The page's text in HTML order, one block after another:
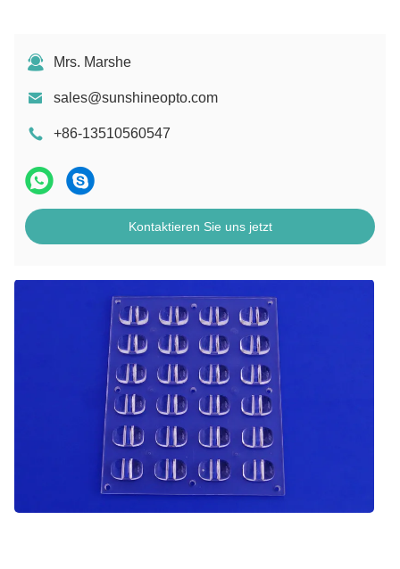
Mrs. Marshe
sales@sunshineopto.com
+86-13510560547
Kontaktieren Sie uns jetzt